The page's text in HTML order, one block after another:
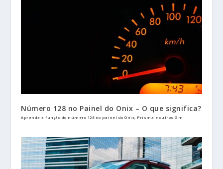
Número 128 no Painel do Onix – O que significa?
Aprenda a função do número 128 no painel do Onix, Prisma e outros Gm